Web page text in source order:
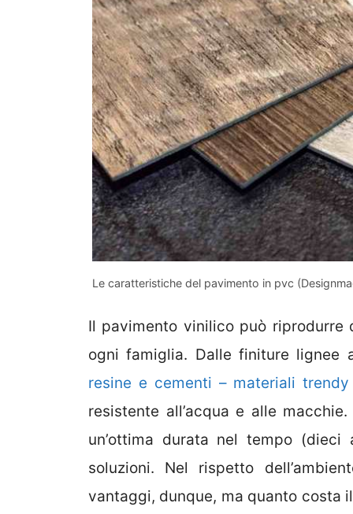
Le caratteristiche del pavimento in pvc
Il pavimento vinilico può
ogni famiglia. Dalle finiture lignee
resine e cementi – materiali
resistente all’acqua e alle
un’ottima durata nel tempo
soluzioni. Nel rispetto
vantaggi, dunque, ma quanto costa